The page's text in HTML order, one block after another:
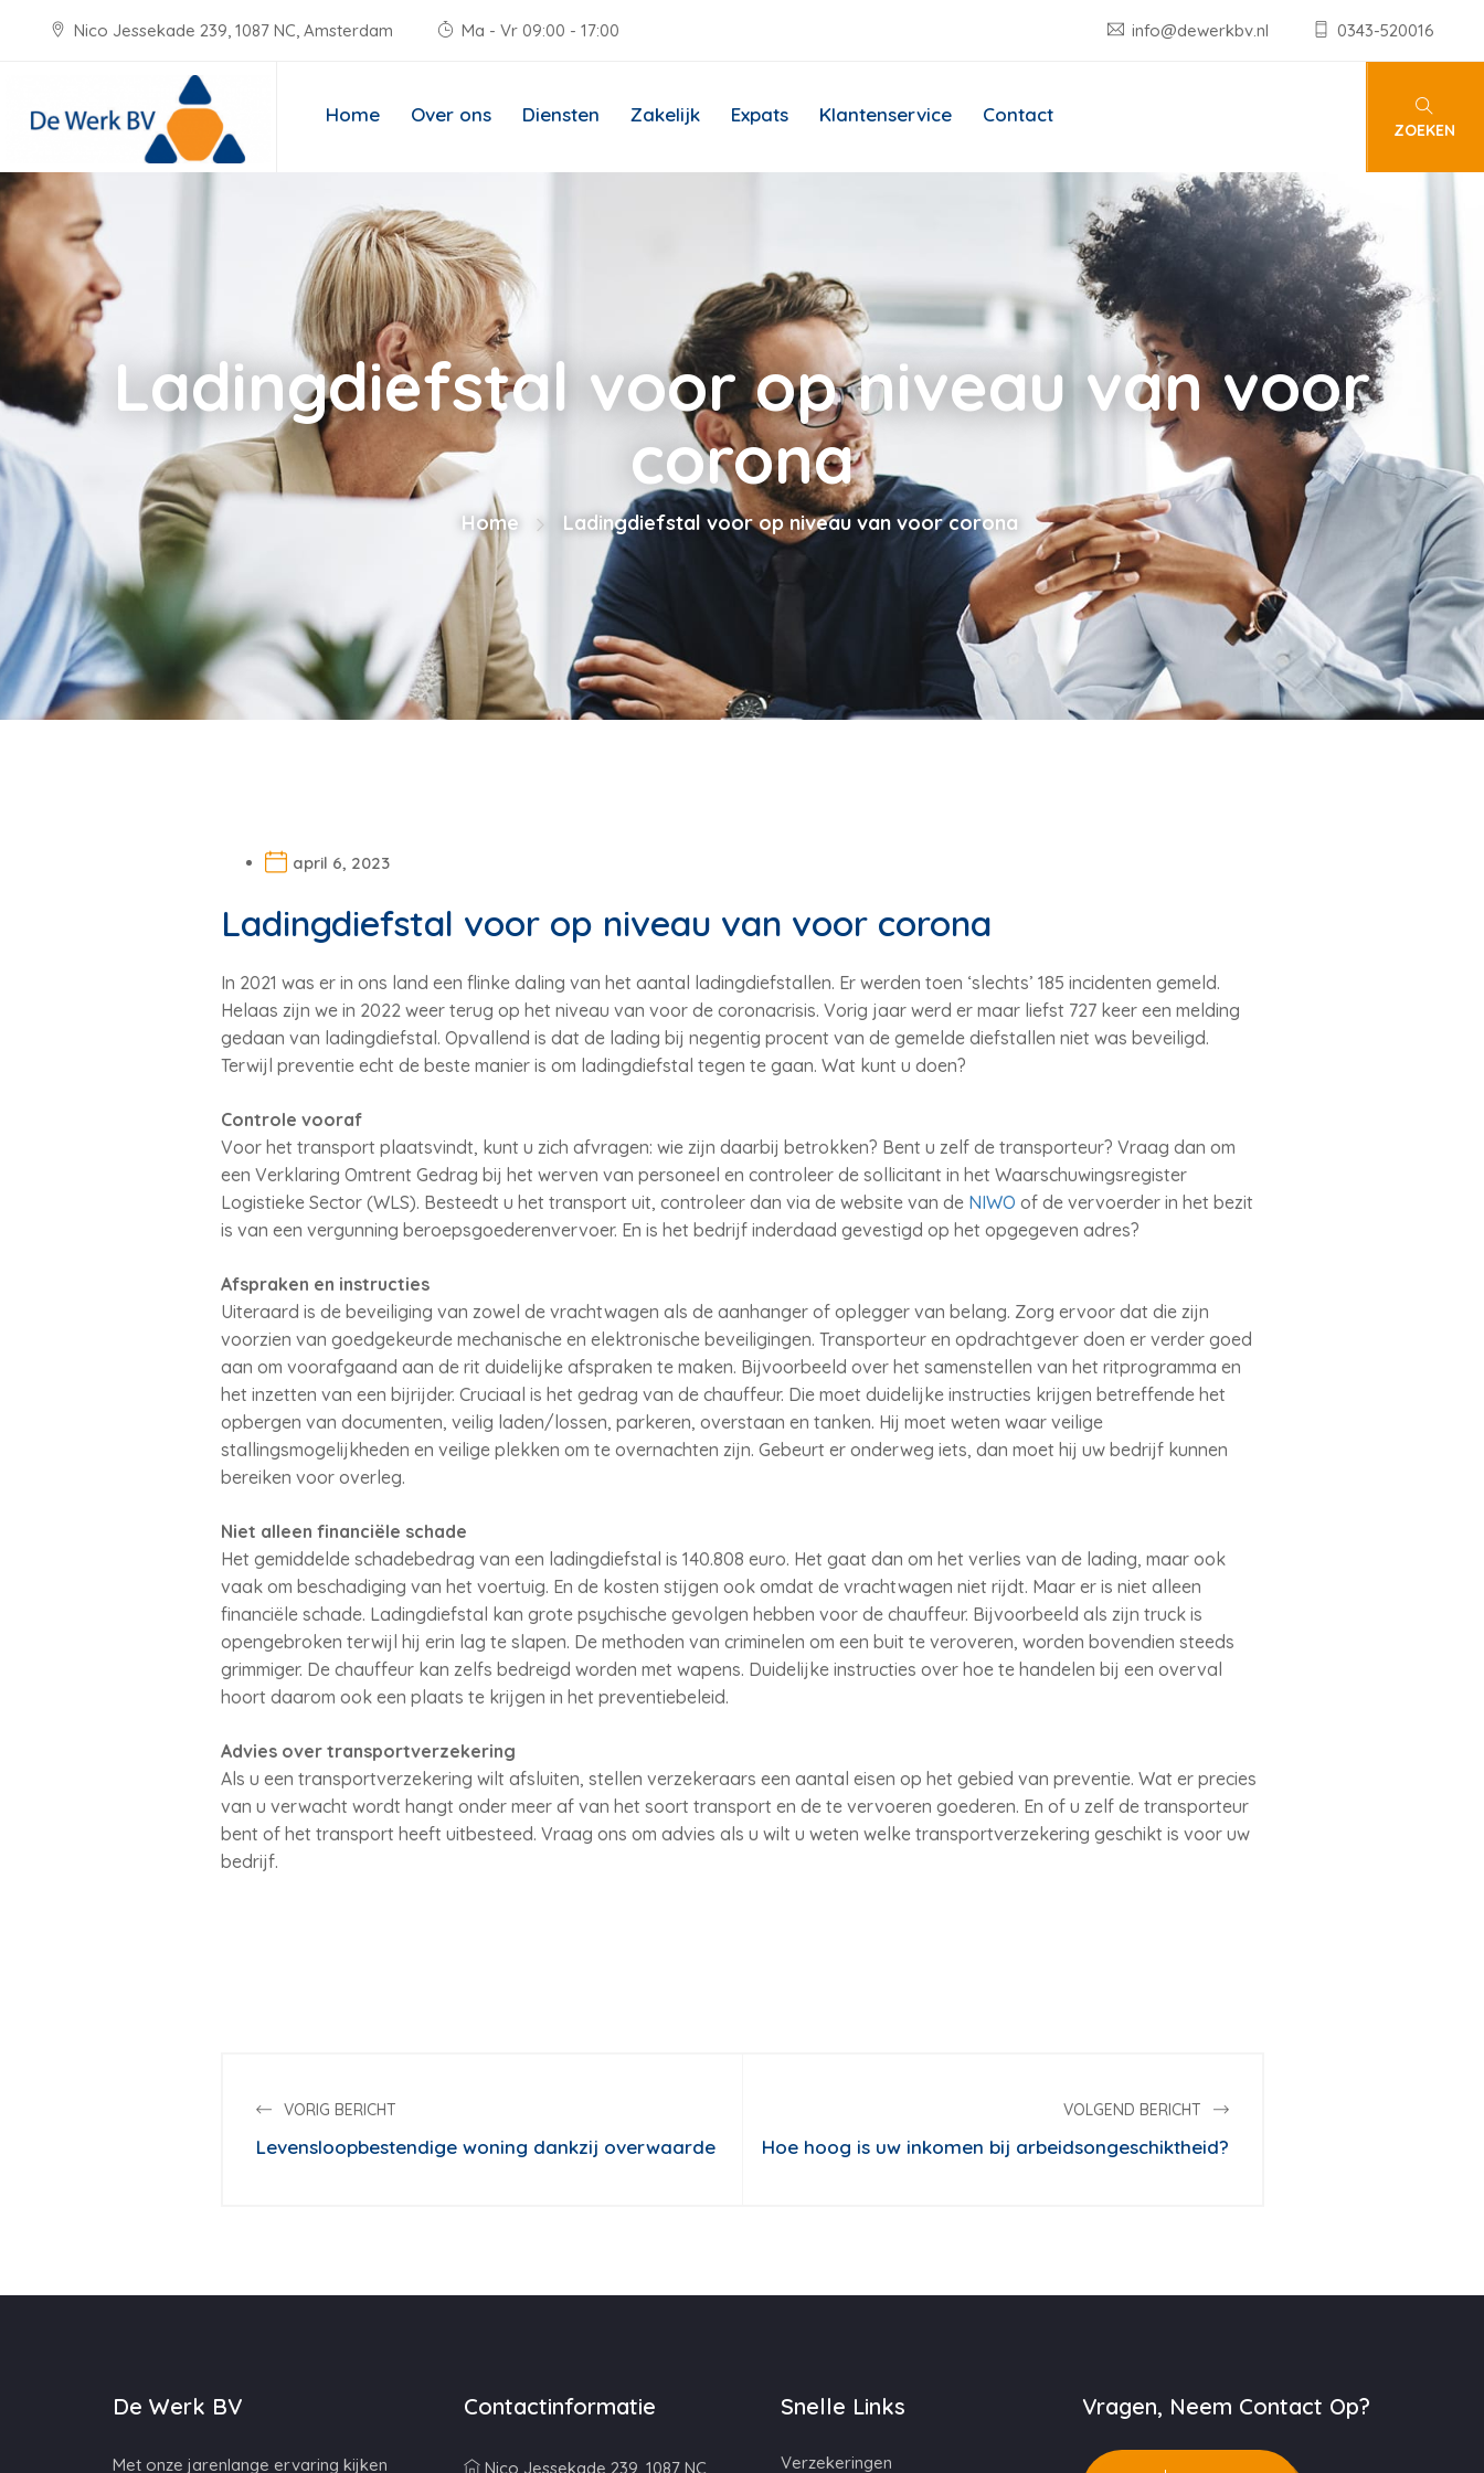
Nico Jessekade 239, 1087 NC, Amsterdam Ma - Vr 09:00 - 17:00 info@dewerkbv.nl 0343-520016
Home Over ons Diensten Zakelijk Expats Klantenservice Contact
ZOEKEN
Ladingdiefstal voor op niveau van voor
corona
Home Ladingdiefstal voor op niveau van voor corona
april 6, 2023
Ladingdiefstal voor op niveau van voor corona
In 2021 was er in ons land een flinke daling van het aantal ladingdiefstallen. Er werden toen ‘slechts’ 185 incidenten gemeld.
Helaas zijn we in 2022 weer terug op het niveau van voor de coronacrisis. Vorig jaar werd er maar liefst 727 keer een melding
gedaan van ladingdiefstal. Opvallend is dat de lading bij negentig procent van de gemelde diefstallen niet was beveiligd.
Terwijl preventie echt de beste manier is om ladingdiefstal tegen te gaan. Wat kunt u doen?
Controle vooraf
Voor het transport plaatsvindt, kunt u zich afvragen: wie zijn daarbij betrokken? Bent u zelf de transporteur? Vraag dan om
een Verklaring Omtrent Gedrag bij het werven van personeel en controleer de sollicitant in het Waarschuwingsregister
Logistieke Sector (WLS). Besteedt u het transport uit, controleer dan via de website van de NIWO of de vervoerder in het bezit
is van een vergunning beroepsgoederenvervoer. En is het bedrijf inderdaad gevestigd op het opgegeven adres?
Afspraken en instructies
Uiteraard is de beveiliging van zowel de vrachtwagen als de aanhanger of oplegger van belang. Zorg ervoor dat die zijn
voorzien van goedgekeurde mechanische en elektronische beveiligingen. Transporteur en opdrachtgever doen er verder goed
aan om voorafgaand aan de rit duidelijke afspraken te maken. Bijvoorbeeld over het samenstellen van het ritprogramma en
het inzetten van een bijrijder. Cruciaal is het gedrag van de chauffeur. Die moet duidelijke instructies krijgen betreffende het
opbergen van documenten, veilig laden/lossen, parkeren, overstaan en tanken. Hij moet weten waar veilige
stallingsmogelijkheden en veilige plekken om te overnachten zijn. Gebeurt er onderweg iets, dan moet hij uw bedrijf kunnen
bereiken voor overleg.
Niet alleen financiële schade
Het gemiddelde schadebedrag van een ladingdiefstal is 140.808 euro. Het gaat dan om het verlies van de lading, maar ook
vaak om beschadiging van het voertuig. En de kosten stijgen ook omdat de vrachtwagen niet rijdt. Maar er is niet alleen
financiële schade. Ladingdiefstal kan grote psychische gevolgen hebben voor de chauffeur. Bijvoorbeeld als zijn truck is
opengebroken terwijl hij erin lag te slapen. De methoden van criminelen om een buit te veroveren, worden bovendien steeds
grimmiger. De chauffeur kan zelfs bedreigd worden met wapens. Duidelijke instructies over hoe te handelen bij een overval
hoort daarom ook een plaats te krijgen in het preventiebeleid.
Advies over transportverzekering
Als u een transportverzekering wilt afsluiten, stellen verzekeraars een aantal eisen op het gebied van preventie. Wat er precies
van u verwacht wordt hangt onder meer af van het soort transport en de te vervoeren goederen. En of u zelf de transporteur
bent of het transport heeft uitbesteed. Vraag ons om advies als u wilt u weten welke transportverzekering geschikt is voor uw
bedrijf.
VORIG BERICHT
Levensloopbestendige woning dankzij overwaarde
VOLGEND BERICHT
Hoe hoog is uw inkomen bij arbeidsongeschiktheid?
De Werk BV
Met onze jarenlange ervaring kijken
Contactinformatie
Nico Jessekade 239, 1087 NC,
Snelle Links
Verzekeringen
Vragen, Neem Contact Op?